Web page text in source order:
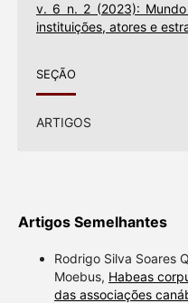
v. 6 n. 2 (2023): Mundo
instituições, atores e
SEÇÃO
ARTIGOS
Artigos Semelhantes
Rodrigo Silva Soares
Moebus, Habeas
das associações